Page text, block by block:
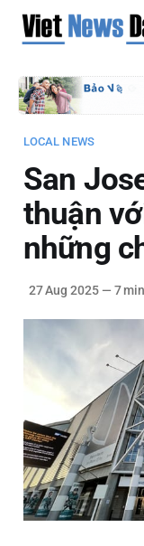
LOCAL NEWS
San
thuận
những
27 Aug 2025 — 7